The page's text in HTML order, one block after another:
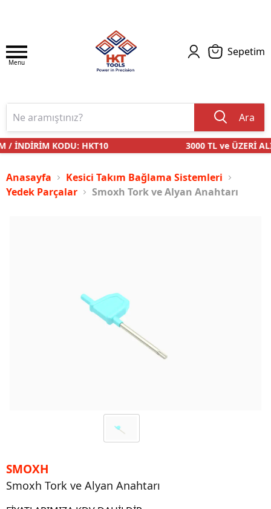
Menu
Sepetim
Ara
İNDİRİM KODU: HKT10 3000 TL ve ÜZERİ
Anasayfa
Kesici Takım Bağlama Sistemleri
Yedek Parçalar
Smoxh Tork ve Alyan Anahtarı
SMOXH
Smoxh Tork ve Alyan Anahtarı